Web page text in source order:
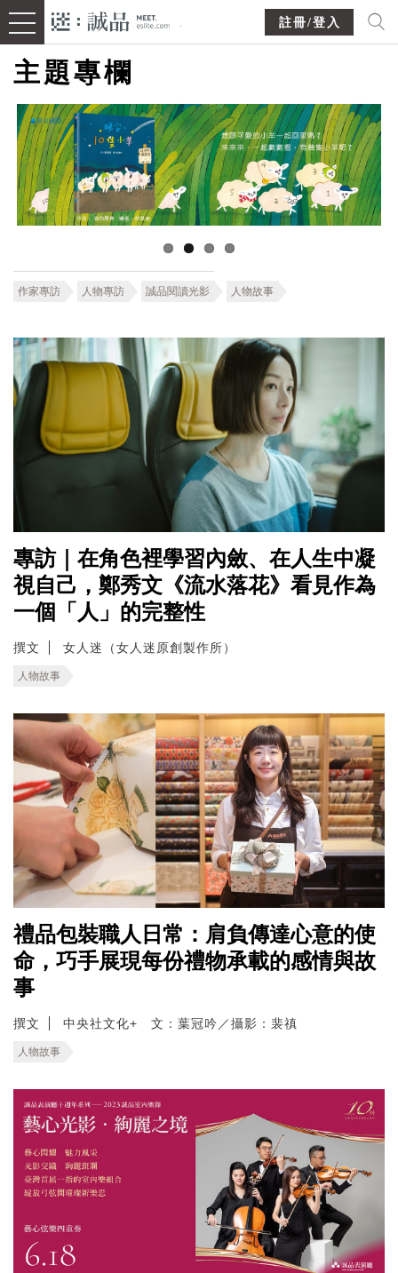
註冊/登入
主題專欄
作家專訪 人物專訪 誠品閱讀光影 人物故事
專訪｜在角色裡學習內斂、在人生中凝
視自己，鄭秀文《流水落花》看見作為
一個「人」的完整性
撰文 女人迷（女人迷原創製作所）
人物故事
禮品包裝職人日常：肩負傳達心意的使
命，巧手展現每份禮物承載的感情與故
事
撰文 中央社文化+ 文：葉冠吟／攝影：裴禛
人物故事